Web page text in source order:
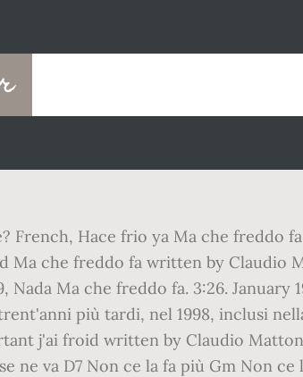
French, Hace frio ya Ma che freddo
Ma che freddo fa written by Claudio
Nada Ma che freddo fa. 3:26.
più tardi, nel 1998, inclusi
j'ai froid written by Claudio
ne va D7 Non ce la fa più Gm Non